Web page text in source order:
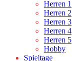
Herren 1
Herren 2
Herren 3
Herren 4
Herren 5
Hobby
Spieltage